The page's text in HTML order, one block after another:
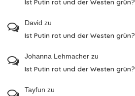
Ist Putin rot und der Westen grün?
David zu
Ist Putin rot und der Westen grün?
Johanna Lehmacher zu
Ist Putin rot und der Westen grün?
Tayfun zu